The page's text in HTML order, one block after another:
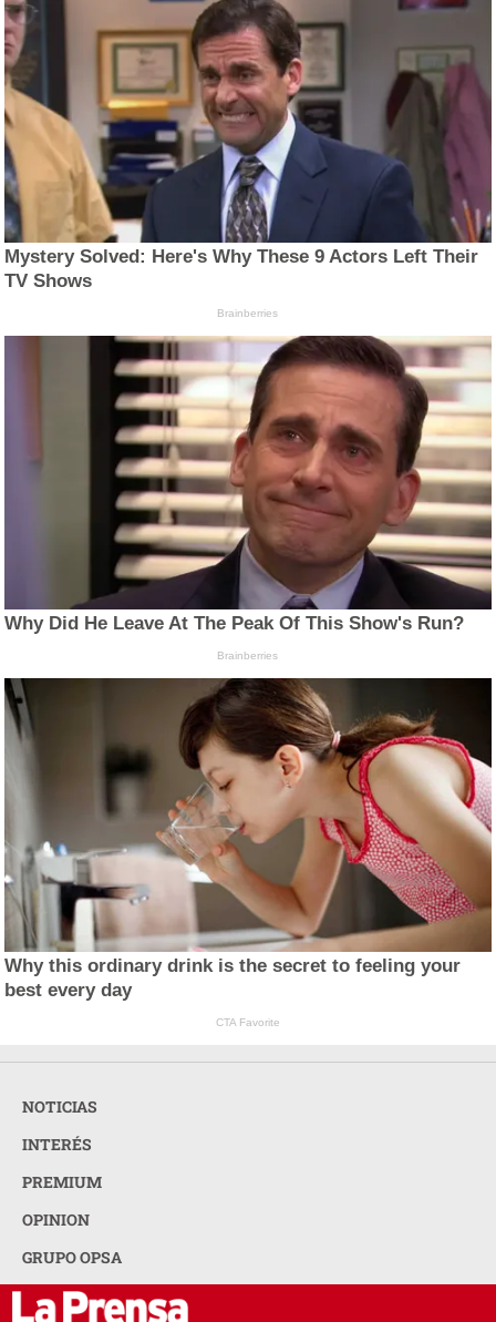
Mystery Solved: Here's Why These 9 Actors Left Their
TV Shows
Brainberries
Why Did He Leave At The Peak Of This Show's Run?
Brainberries
Why this ordinary drink is the secret to feeling your
best every day
CTA Favorite
NOTICIAS
INTERÉS
PREMIUM
OPINION
GRUPO OPSA